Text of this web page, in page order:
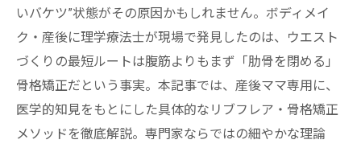
いバケツ”状態がその原因かもしれません。ボディメイ
ク・産後に理学療法士が現場で発見したのは、ウエスト
づくりの最短ルートは腹筋よりもまず「肋骨を閉める」
骨格矯正だという事実。本記事では、産後ママ専用に、
医学的知見をもとにした具体的なリブフレア・骨格矯正
メソッドを徹底解説。専門家ならではの細やかな理論